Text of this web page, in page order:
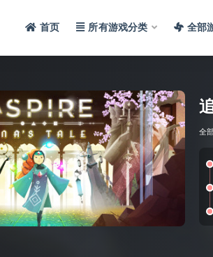
首页 所有游戏分类 全部
全